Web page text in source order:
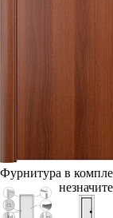
Фурнитура в